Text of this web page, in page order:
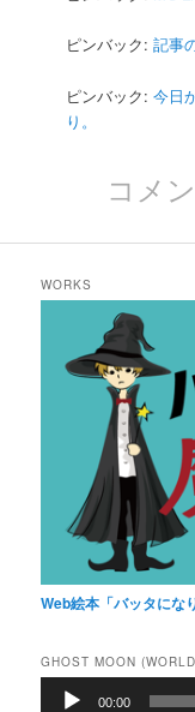
ピンバック:記事
ピンバック:今日
り。
コメ
WORKS
Web絵本「バッタにな
GHOST MOON
00:00